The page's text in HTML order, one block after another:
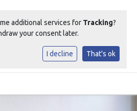
Groeien Bloeien
additional services for Tracking?
your consent later.
I decline That's ok